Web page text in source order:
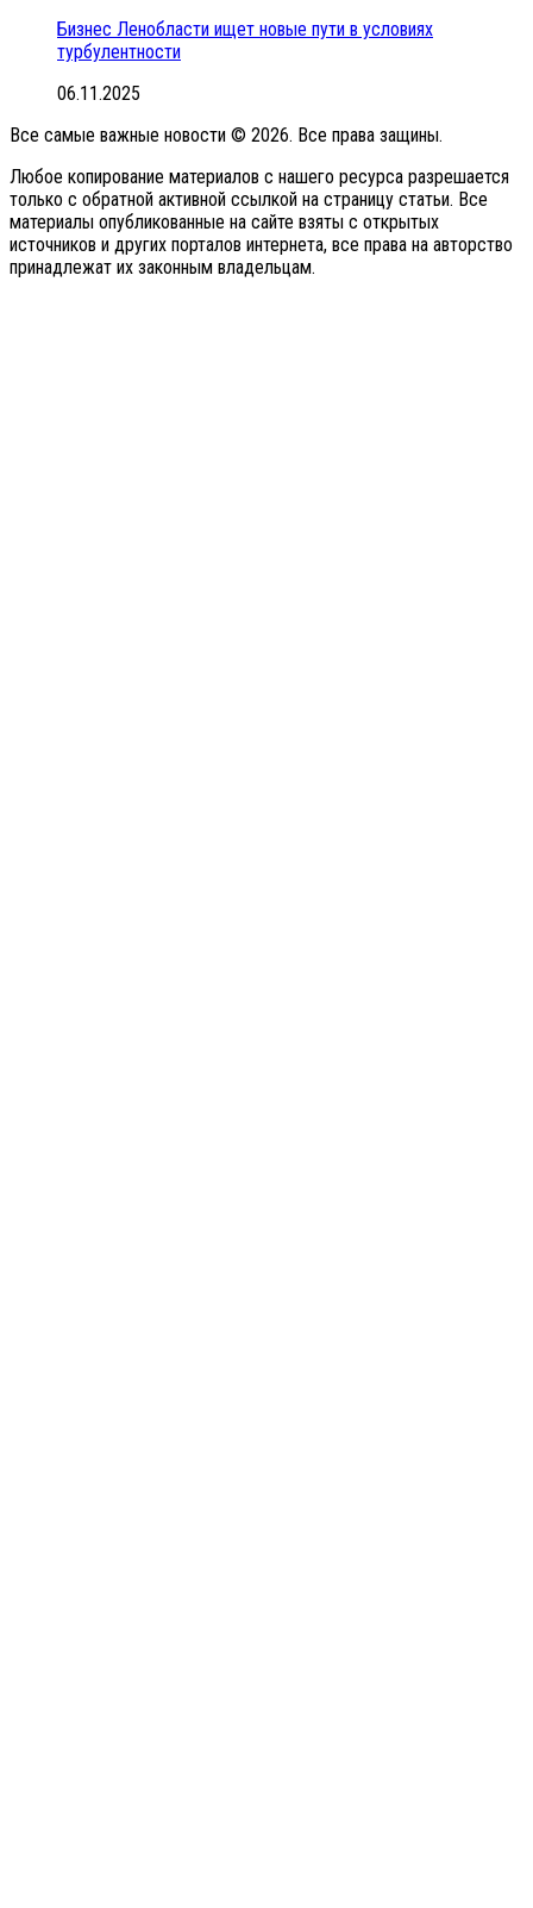
Бизнес Ленобласти ищет новые пути в условиях
турбулентности
06.11.2025
Все самые важные новости © 2026. Все права защины.
Любое копирование материалов с нашего ресурса разрешается
только с обратной активной ссылкой на страницу статьи. Все
материалы опубликованные на сайте взяты с открытых
источников и других порталов интернета, все права на авторство
принадлежат их законным владельцам.